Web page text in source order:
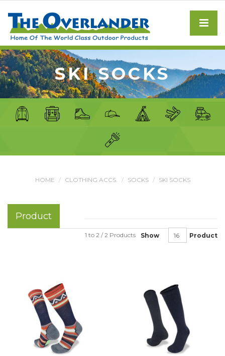
SKI SOCKS
HOME CLOTHING ACCS. SOCKS SKI SOCKS
Product
Show Product
1 to 2 / 2 Products